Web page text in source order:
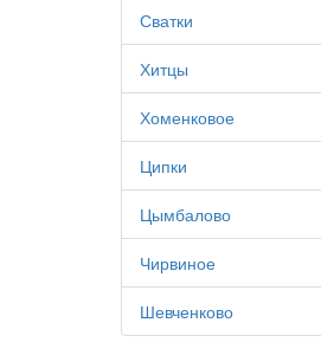
Сватки
Хитцы
Хоменковое
Ципки
Цымбалово
Чирвиное
Шевченково